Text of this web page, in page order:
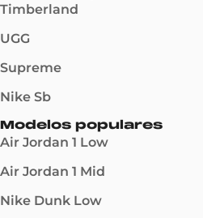
Timberland
UGG
Supreme
Nike Sb
Modelos populares
Air Jordan 1 Low
Air Jordan 1 Mid
Nike Dunk Low